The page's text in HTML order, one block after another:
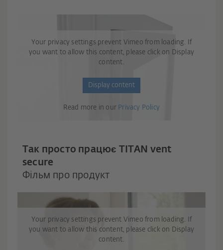
Your privacy settings prevent Vimeo from loading. If
you want to allow this content, please click on Display
content.
Display content
Read more in our Privacy Policy
Так просто працює TITAN vent
secure
Фільм про продукт
Your privacy settings prevent Vimeo from loading. If
you want to allow this content, please click on Display
content.